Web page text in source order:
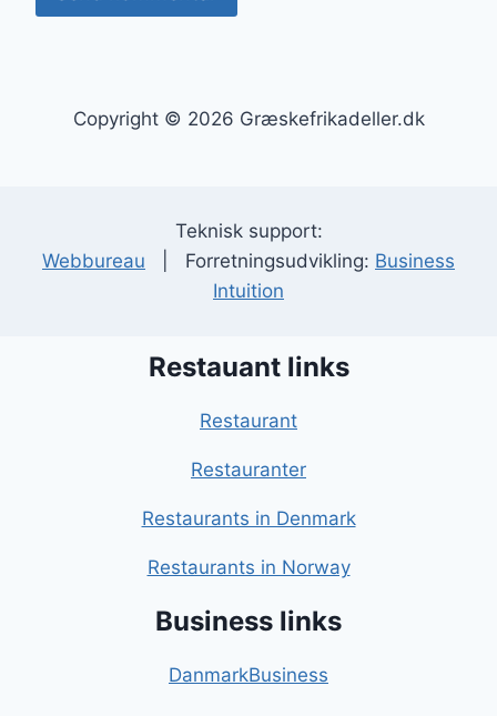
Copyright © 2026 Græskefrikadeller.dk
Teknisk support:
Webbureau | Forretningsudvikling: Business
Intuition
Restauant links
Restaurant
Restauranter
Restaurants in Denmark
Restaurants in Norway
Business links
DanmarkBusiness